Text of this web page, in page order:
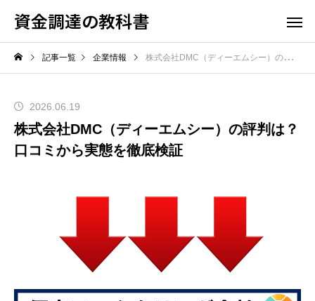
資金調達の教科書
記事一覧 企業情報 株式会社DMC（ディーエムシー）の評判は？口コミから実態を徹底検証
2026.06.19
株式会社DMC（ディーエムシー）の評判は？
口コミから実態を徹底検証